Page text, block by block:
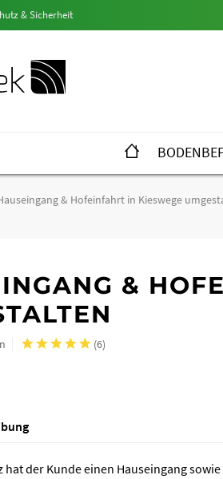
& Sicherheit
& Hofeinfahrt in Kieswege
&
(6)
hat der Kunde einen Hauseingang